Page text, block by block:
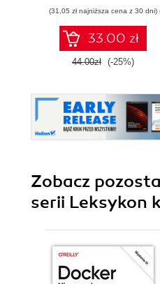
(31,05 zł najniższa cena z 30 dni)
33.00 zł
44.00zł (-25%)
Zobacz
serii Leksykon